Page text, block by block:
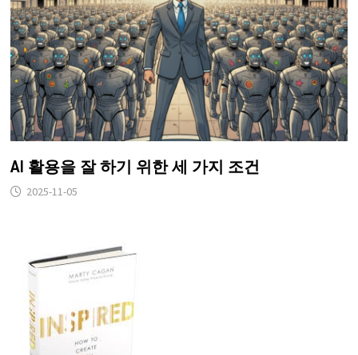
AI 활용을 잘 하기 위한 세 가지 조건
2025-11-05